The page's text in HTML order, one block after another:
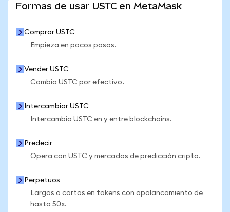
Formas de usar USTC en MetaMask
Comprar USTC
Empieza en pocos pasos.
Vender USTC
Cambia USTC por efectivo.
Intercambiar USTC
Intercambia USTC en y entre blockchains.
Predecir
Opera con USTC y mercados de predicción cripto.
Perpetuos
Largos o cortos en tokens con apalancamiento de
hasta 50x.